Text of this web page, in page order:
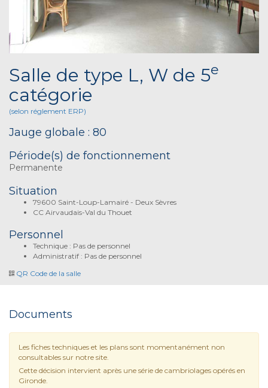
Salle de type L, W de 5e
catégorie
(selon réglement ERP)
Jauge globale : 80
Période(s) de fonctionnement
Permanente
Situation
79600 Saint-Loup-Lamairé - Deux Sèvres
CC Airvaudais-Val du Thouet
Personnel
Technique : Pas de personnel
Administratif : Pas de personnel
QR Code de la salle
Documents
Les fiches techniques et les plans sont momentanément non
consultables sur notre site.
Cette décision intervient après une série de cambriolages opérés en
Gironde.